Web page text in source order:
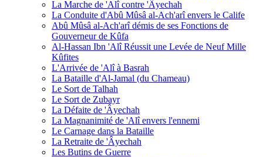
La Marche de 'Alî contre 'Âyechah
La Conduite d'Abû Mûsâ al-Ach'arî envers le Calife
Abû Mûsâ al-Ach'arî démis de ses Fonctions de
Gouverneur de Kûfa
Al-Hassan Ibn 'Alî Réussit une Levée de Neuf Mille
Kûfites
L'Arrivée de 'Alî à Basrah
La Bataille d'Al-Jamal (du Chameau)
Le Sort de Talhah
Le Sort de Zubayr
La Défaite de 'Âyechah
La Magnanimité de 'Alî envers l'ennemi
Le Carnage dans la Bataille
La Retraite de 'Âyechah
Les Butins de Guerre